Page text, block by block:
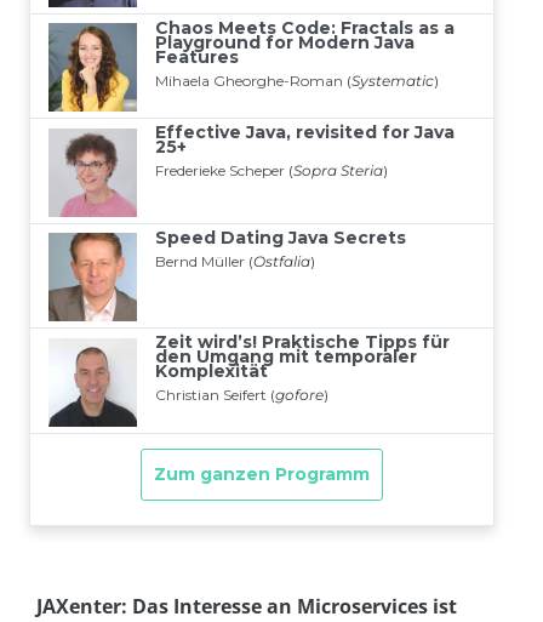
JAXenter: Das Interesse an Microservices ist